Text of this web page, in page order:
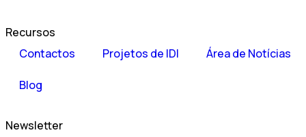
Recursos
Contactos
Projetos de IDI Área de Notícias
Blog
Newsletter